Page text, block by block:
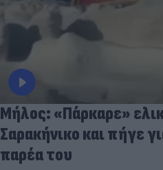
Μήλος: «Πάρκαρε»
Σαρακήνικο και πήγε
παρέα του